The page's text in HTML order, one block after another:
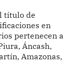
título de
en
pertenecen a
Áncash,
Amazonas,